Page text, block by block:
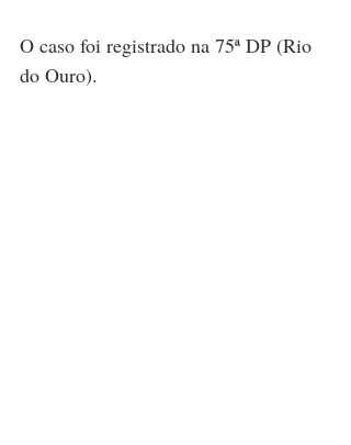
O caso foi registrado na 75ª DP (Rio
do Ouro).